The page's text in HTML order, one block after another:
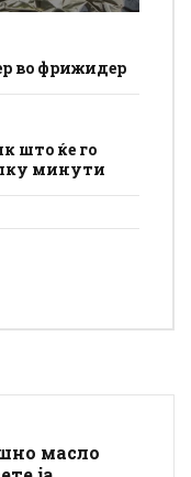
во фрижидер
што ќе го
минути
масло